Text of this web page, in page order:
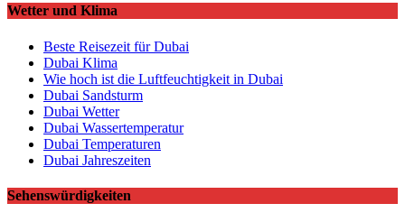
Wetter und Klima
Beste Reisezeit für Dubai
Dubai Klima
Wie hoch ist die Luftfeuchtigkeit in Dubai
Dubai Sandsturm
Dubai Wetter
Dubai Wassertemperatur
Dubai Temperaturen
Dubai Jahreszeiten
Sehenswürdigkeiten